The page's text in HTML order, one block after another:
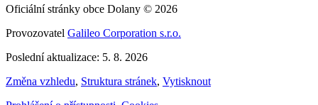
Oficiální stránky obce Dolany © 2026
Provozovatel Galileo Corporation s.r.o.
Poslední aktualizace: 5. 8. 2026
Změna vzhledu, Struktura stránek, Vytisknout